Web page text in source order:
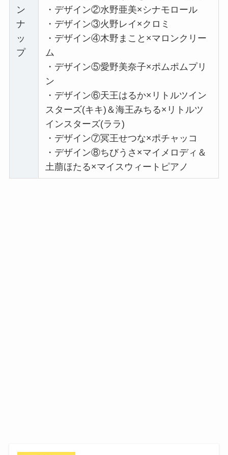
ン
ナ
ッ
プ
・デザイン②水野亜美×シナモロール
・デザイン③火野レイ×クロミ
・デザイン④木野まこと×マロンクリー
ム
・デザイン⑤愛野美奈子×ポムポムプリ
ン
・デザイン⑥天王はるか×リトルツイン
スターズ(キキ)＆海王みちる×リトルツ
インスターズ(ララ)
・デザイン⑦冥王せつな×ポチャッコ
・デザイン⑧ちびうさ×マイメロディ＆
土萠ほたる×マイスウィートピアノ